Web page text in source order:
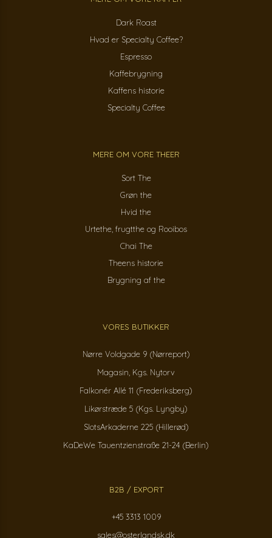
Dark Roast
Hvad er Specialty Coffee?
Espresso
Kaffebrygning
Kaffens historie
Specialty Coffee
MERE OM VORE THEER
Sort The
Grøn the
Hvid the
Urtethe, frugtthe og Rooibos
Chai The
Theens historie
Brygning af the
VORES BUTIKKER
Nørre Voldgade 9 (Nørreport)
Magasin, Kgs. Nytorv
Falkonér Allé 11 (Frederiksberg)
Likørstræde 5 (Kgs. Lyngby)
SlotsArkaderne 225 (Hillerød)
KaDeWe Tauentzienstraße 21-24 (Berlin)
B2B / EXPORT
+45 3313 1009
sales@osterlandsk.dk